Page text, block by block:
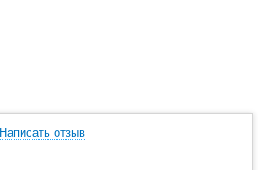
Написать отзыв